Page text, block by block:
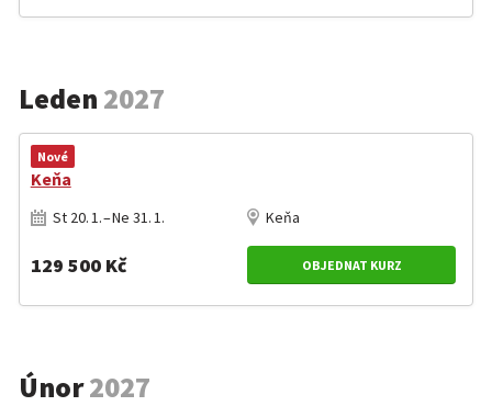
Leden 2027
Nové
Keňa
St 20. 1. – Ne 31. 1. Keňa
129 500 Kč OBJEDNAT KURZ
Únor2027